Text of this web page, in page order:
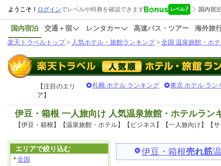
国内宿泊 交通＋宿 レンタカー 高速バス・ツアー
海外旅
楽天トラベルトップ> 人気ホテル・旅館ランキング > 全国 温泉旅館・ホ
【注目のエリ
ア】
札幌 ホテル ランキング 東京 ホテル ラン
伊豆・箱根 一人旅向け 人気温泉旅館・ホテルラン
【伊豆・箱根】【温泉旅館・ホテル】【ビジネス】【一人旅向け】【
伊豆・箱根売れ筋
エリアで絞り込む
全国